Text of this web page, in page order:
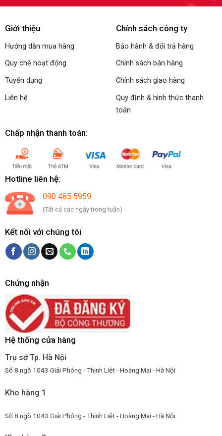
Giới thiệu
Hướng dẫn mua hàng
Quy chế hoạt động
Tuyển dụng
Liên hệ
Chính sách công ty
Bảo hành & đổi trả hàng
Chính sách bán hàng
Chính sách giao hàng
Quy định & hình thức thanh
toán
Chấp nhận thanh toán:
Hotline liên hệ:
090 485 5959
(Tất cả các ngày trong tuần)
Kết nối với chúng tôi
Chứng nhận
Hệ thống cửa hàng
Trụ sở Tp. Hà Nội
Số 8 ngõ 1043 Giải Phóng - Thịnh Liệt - Hoàng Mai - Hà Nội
Kho hàng 1
Số 8 ngõ 1043 Giải Phóng - Thịnh Liệt - Hoàng Mai - Hà Nội